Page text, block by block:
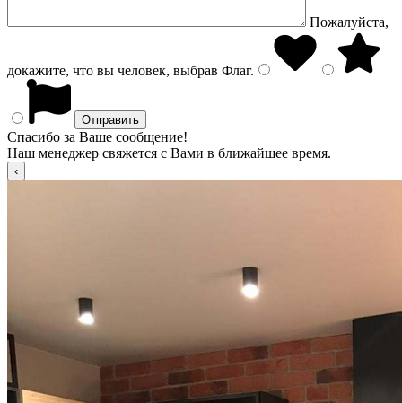
Пожалуйста,
докажите, что вы человек, выбрав Флаг.
Спасибо за Ваше сообщение!
Наш менеджер свяжется с Вами в ближайшее время.